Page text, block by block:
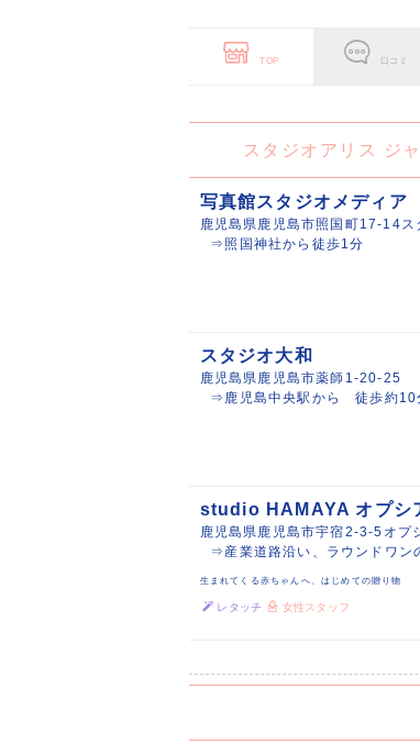
TOP 口コミ
スタジオアリス ジ
写真館スタジオメディア
鹿児島県鹿児島市照国町17-14ス
⇒照国神社から徒歩1分
スタジオ大和
鹿児島県鹿児島市薬師1-20-25
⇒鹿児島中央駅から 徒歩約10
studio HAMAYA オプシ
鹿児島県鹿児島市宇宿2-3-5オプ
⇒産業道路沿い、ラウンドワン
生まれてくる赤ちゃんへ、はじめての贈り物
レタッチ 女性スタッフ